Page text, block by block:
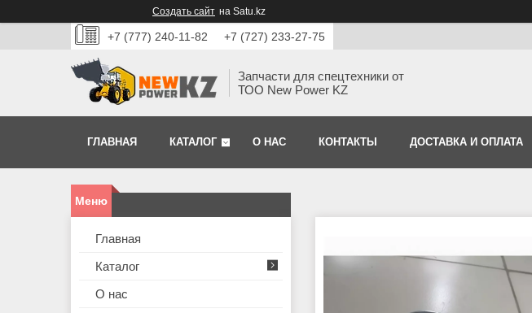
Создать сайт на Satu.kz
+7 (777) 240-11-82 +7 (727) 233-27-75
Запчасти для спецтехники от
ТОО New Power KZ
ГЛАВНАЯ КАТАЛОГ О НАС КОНТАКТЫ ДОСТАВКА И ОПЛАТА
Главная
Каталог
О нас